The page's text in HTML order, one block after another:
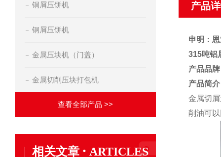
铜屑压饼机
钢屑压饼机
金属压块机（门盖）
金属切削压块打包机
查看全部产品 >>
相关文章 · ARTICLES
产品
申明：
315吨铝
产品品
产品简
金属切
削油可